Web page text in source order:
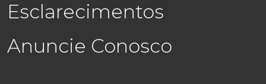
Esclarecimentos
Anuncie Conosco